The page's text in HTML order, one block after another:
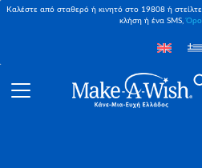
Καλέστε από σταθερό ή κινητό στο 19808 ή
κλήση ή ένα SMS,